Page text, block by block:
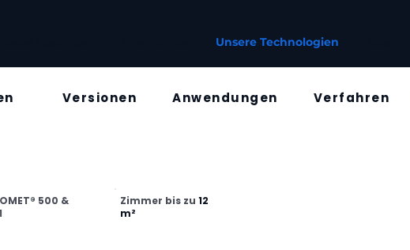
Unsere Technologien
Versionen Anwendungen Verfahren
500 &
Zimmer bis zu 12
m²